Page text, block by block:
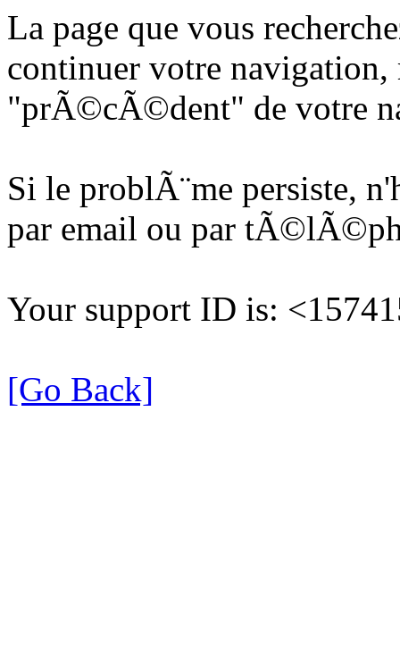
La page que vous
continuer votre
"prÃ©cÃ©dent" de votre
Si le problÃ¨me persiste,
par email ou par
Your support ID is:
[Go Back]